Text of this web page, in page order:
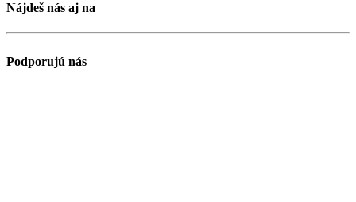
Nájdeš nás aj na
Podporujú nás